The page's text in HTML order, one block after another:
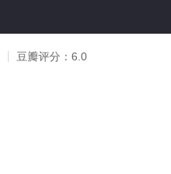
豆瓣评分： 6.0